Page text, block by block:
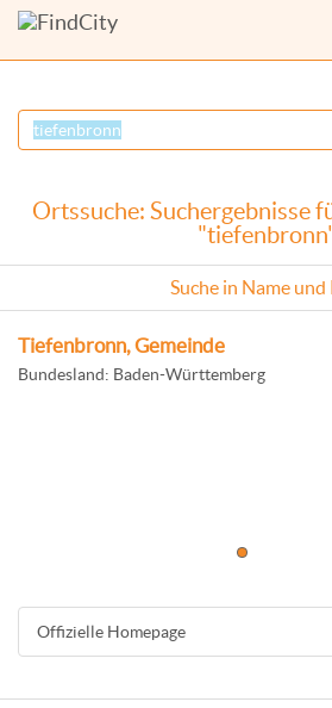
Ortssuche: Suchergebnisse
Suche in Name und
Tiefenbronn, Gemeinde
Bundesland: Baden-Württemberg
Offizielle Homepage